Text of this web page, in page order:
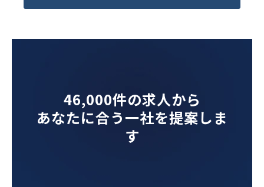
46,000件の求人から
あなたに合う一社を提案しま
す